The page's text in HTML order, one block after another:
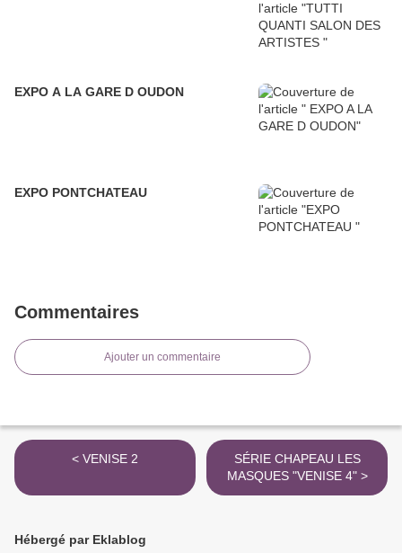
EXPO A LA GARE D OUDON
EXPO PONTCHATEAU
Commentaires
Ajouter un commentaire
< VENISE 2
SÉRIE CHAPEAU LES
MASQUES "VENISE 4" >
Hébergé par Eklablog